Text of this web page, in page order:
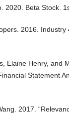
2020. Beta Stock.
2016. Industry
Elaine Henry, and
Statement
2017.